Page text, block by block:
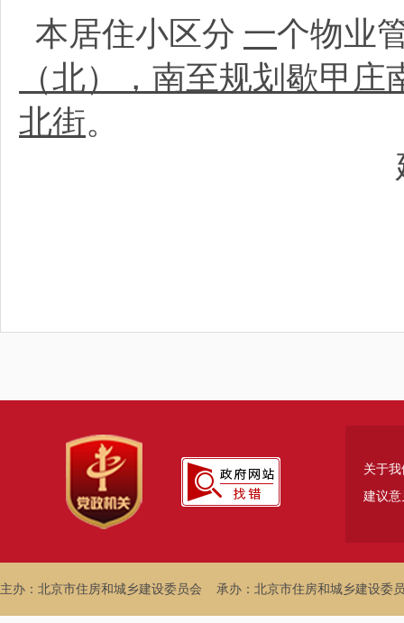
本居住小区分 一个物业
（北），南至规划歇甲
北街。
关于我
建议意
主办：北京市住房和城乡建设委员会 承办：北京市住房和城乡建设委